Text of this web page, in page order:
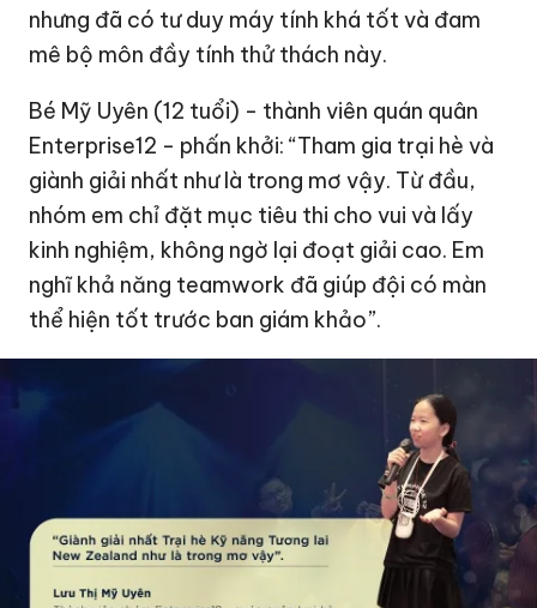
nhưng đã có tư duy máy tính khá tốt và đam
mê bộ môn đầy tính thử thách này.
Bé Mỹ Uyên (12 tuổi) - thành viên quán quân
Enterprise12 - phấn khởi: “Tham gia trại hè và
giành giải nhất như là trong mơ vậy. Từ đầu,
nhóm em chỉ đặt mục tiêu thi cho vui và lấy
kinh nghiệm, không ngờ lại đoạt giải cao. Em
nghĩ khả năng teamwork đã giúp đội có màn
thể hiện tốt trước ban giám khảo”.